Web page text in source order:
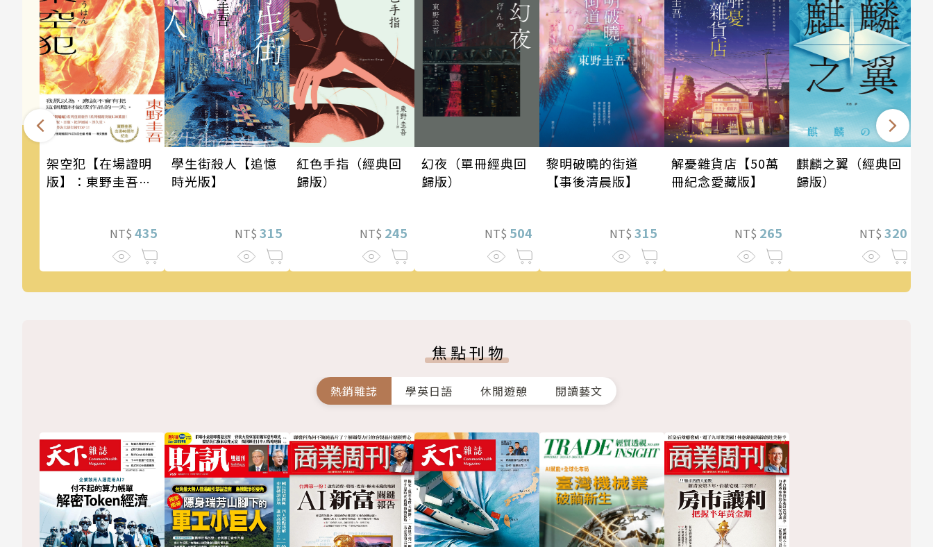
架空犯【在場證明
版】：東野圭吾出
列重磅新作！
NT$ 435
學生街殺人【追憶
時光版】
NT$ 315
紅色手指（經典回
歸版）
NT$ 245
幻夜（單冊經典回
歸版）
NT$ 504
黎明破曉的街道
【事後清晨版】
NT$ 315
解憂雜貨店【50萬
冊紀念愛藏版】
NT$ 265
麒麟之翼（經典回
歸版）
NT$ 320
焦點刊物
熱銷雜誌 學英日語 休閒遊憩 閱讀藝文